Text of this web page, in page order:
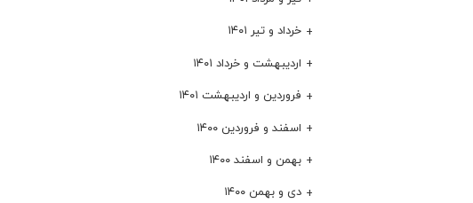
خرداد و تیر ۱۴۰۱
اردیبهشت و خرداد ۱۴۰۱
فروردین و اردیبهشت ۱۴۰۱
اسفند و فروردین ۱۴۰۰
بهمن و اسفند ۱۴۰۰
دی و بهمن ۱۴۰۰